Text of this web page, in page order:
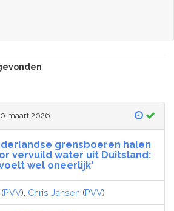
maart 2026
grensboeren halen
vervuild water uit Duitsland:
wel oneerlijk'
(PVV), Chris Jansen (PVV)